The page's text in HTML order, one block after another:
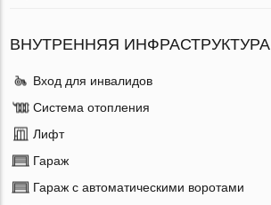
ВНУТРЕННЯЯ ИНФРАСТРУКТУРА
Вход для инвалидов
Система отопления
Лифт
Гараж
Гараж с автоматическими воротами